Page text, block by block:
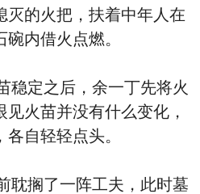
灭的火把，扶着中年人在
内借火点燃。
定之后，余一丁先将火
火苗并没有什么变化，
自轻轻点头。
搁了一阵工夫，此时墓